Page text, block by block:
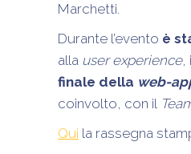
Marchetti.
Durante l’evento è
alla user experience,
finale della web-
coinvolto, con il
Qui la rassegna